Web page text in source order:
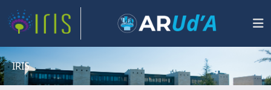
IRIS